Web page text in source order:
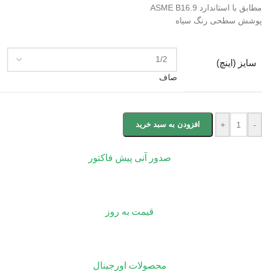
مطابق با استاندارد ASME B16.9
پوشش سطحی رنگ سیاه
سایز (اینچ)
صاف
-
+ افزودن به سبد خرید
صدور آنی پیش فاکتور
قیمت به روز
محصولات اورجینال